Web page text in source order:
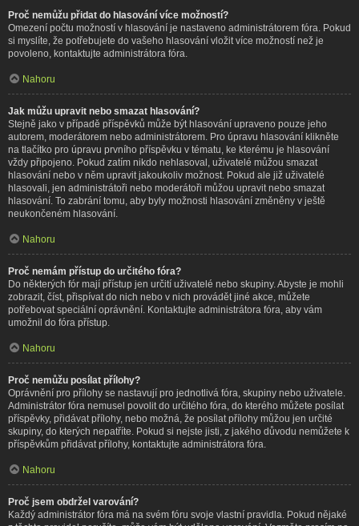
Proč nemůžu přidat do hlasování více možností?
Omezení počtu možností v hlasování je nastaveno administrátorem fóra. Pokud
si myslíte, že potřebujete do vašeho hlasování vložit více možností než je
povoleno, kontaktujte administrátora fóra.
Nahoru
Jak můžu upravit nebo smazat hlasování?
Stejně jako v případě příspěvků může být hlasování upraveno pouze jeho
autorem, moderátorem nebo administrátorem. Pro úpravu hlasování klikněte
na tlačítko pro úpravu prvního příspěvku v tématu, ke kterému je hlasování
vždy připojeno. Pokud zatím nikdo nehlasoval, uživatelé můžou smazat
hlasování nebo v něm upravit jakoukoliv možnost. Pokud ale již uživatelé
hlasovali, jen administrátoři nebo moderátoři můžou upravit nebo smazat
hlasování. To zabrání tomu, aby byly možnosti hlasování změněny v ještě
neukončeném hlasování.
Nahoru
Proč nemám přístup do určitého fóra?
Do některých fór mají přístup jen určití uživatelé nebo skupiny. Abyste je mohli
zobrazit, číst, přispívat do nich nebo v nich provádět jiné akce, můžete
potřebovat speciální oprávnění. Kontaktujte administrátora fóra, aby vám
umožnil do fóra přístup.
Nahoru
Proč nemůžu posílat přílohy?
Oprávnění pro přílohy se nastavují pro jednotlivá fóra, skupiny nebo uživatele.
Administrátor fóra nemusel povolit do určitého fóra, do kterého můžete posílat
příspěvky, přidávat přílohy, nebo možná, že posílat přílohy můžou jen určité
skupiny, do kterých nepatříte. Pokud si nejste jisti, z jakého důvodu nemůžete k
příspěvkům přidávat přílohy, kontaktujte administrátora fóra.
Nahoru
Proč jsem obdržel varování?
Každý administrátor fóra má na svém fóru svoje vlastní pravidla. Pokud nějaké